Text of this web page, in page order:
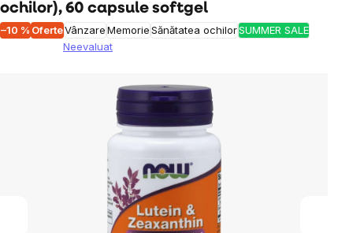
ochilor), 60 capsule softgel
–10 % OferteVânzareMemorieSănătatea ochilorSUMMER SALE
Neevaluat